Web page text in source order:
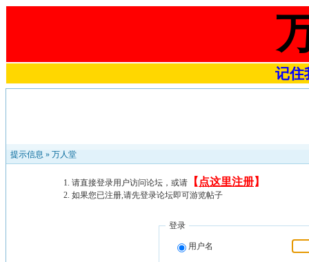
记住
提示信息 » 万人堂
请直接登录用户访问论坛，或请 【 点这里注册】
如果您已注册,请先登录论坛即可游览帖子
登录
用户名